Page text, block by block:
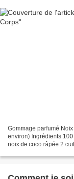
Gommage parfumé
environ) Ingrédients
noix de coco râpée 2